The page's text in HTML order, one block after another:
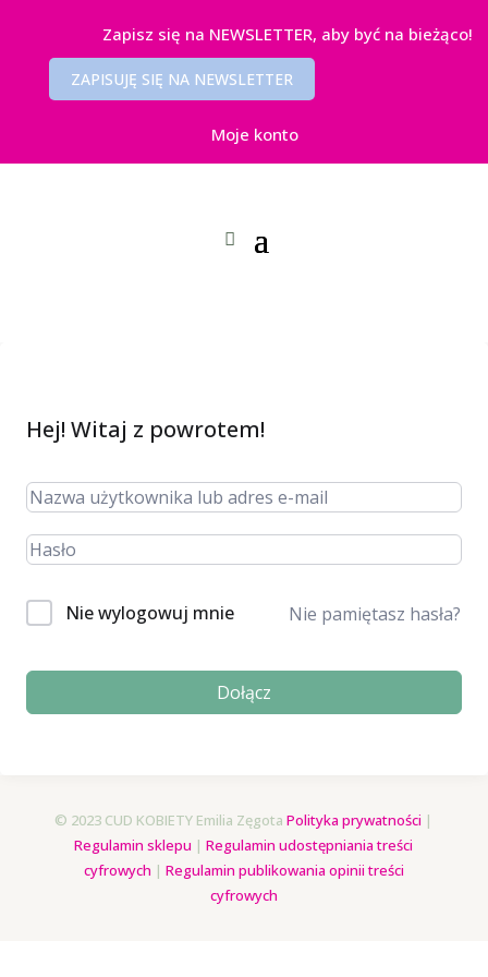
Zapisz się na NEWSLETTER, aby być na bieżąco!
ZAPISUJĘ SIĘ NA NEWSLETTER
Moje konto
Hej! Witaj z powrotem!
Nie wylogowuj mnie Nie pamiętasz hasła?
Dołącz
© 2023 CUD KOBIETY Emilia ZęgotaPolityka prywatności |
Regulamin sklepu |Regulamin udostępniania treści
cyfrowych | Regulamin publikowania opinii treści
cyfrowych